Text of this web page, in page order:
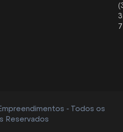
- Todos os
Reservados